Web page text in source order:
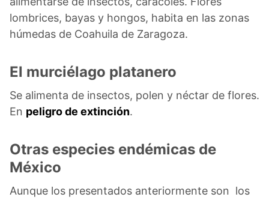
lombrices, bayas y hongos, habita en las zonas
húmedas de Coahuila de Zaragoza.
El murciélago platanero
Se alimenta de insectos, polen y néctar de flores.
En peligro de extinción.
Otras especies endémicas de
México
Aunque los presentados anteriormente son los